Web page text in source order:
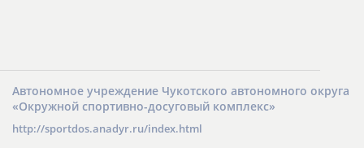
Автономное учреждение Чукотского автономного округа
«Окружной спортивно-досуговый комплекс»
http://sportdos.anadyr.ru/index.html